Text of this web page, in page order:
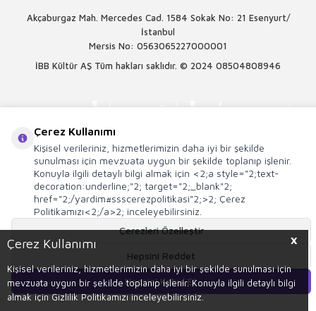
X
Çerez Kullanımı
Kişisel verileriniz, hizmetlerimizin daha iyi bir şekilde sunulması için
mevzuata uygun bir şekilde toplanıp işlenir. Konuyla ilgili detaylı bilgi
almak için Gizlilik Politikamızı inceleyebilirsiniz.
Sepete Ekle
Akçaburgaz Mah. Mercedes Cad. 1584 Sokak No: 21 Esenyurt/
İstanbul
Mersis No: 0563065227000001
İBB Kültür AŞ Tüm hakları saklıdır. © 2024 08504808946
E-TicaretSistemleriyle Hazırlanmıştır.
Çerez Kullanımı
Kişisel verileriniz, hizmetlerimizin daha iyi bir şekilde
sunulması için mevzuata uygun bir şekilde toplanıp işlenir.
Konuyla ilgili detaylı bilgi almak için <2;a style="2;text-
decoration:underline;"2; target="2;_blank"2;
href="2;/yardim#ssscerezpolitikasi"2;>2; Çerez
Politikamızı<2;/a>2; inceleyebilirsiniz.
Çerezleri Özelleştir
Hepsini Reddet
Hepsini Kabul Et